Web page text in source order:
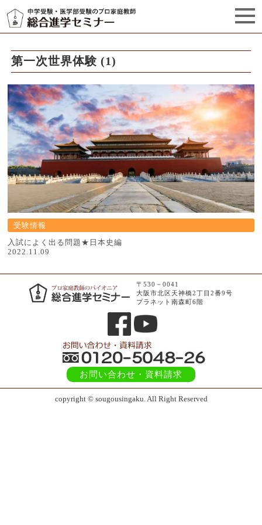
セミナーからのお知らせ（5）
第一次世界体験 (1)
受験情報
入試によく出る問題★日本史編
2022.11.09
〒530－0041
大阪市北区天神橋2丁目2番9号
プラネット南森町6階
お問い合わせ ・資料請求
copyright © sougousingaku. All Right Reserved